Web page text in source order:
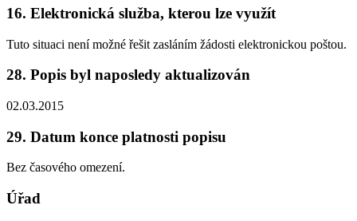
16. Elektronická služba, kterou lze využít
Tuto situaci není možné řešit zasláním žádosti elektronickou poštou.
28. Popis byl naposledy aktualizován
02.03.2015
29. Datum konce platnosti popisu
Bez časového omezení.
Úřad